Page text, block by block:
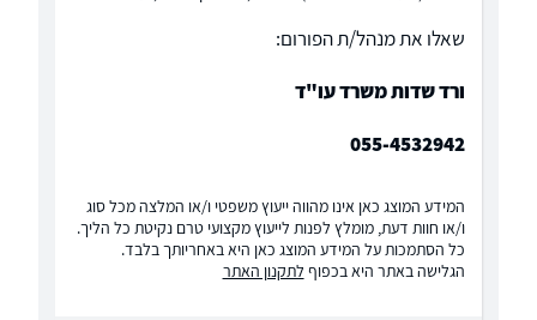
שאלו את מנהל/ת הפורום:
ורד שדות משרד עו"ד
055-4532942
המידע המוצג כאן אינו מהווה ייעוץ משפטי ו/או המלצה מכל סוג
ו/או חוות דעת, מומלץ לפנות לייעוץ מקצועי טרם נקיטת כל הליך.
כל הסתמכות על המידע המוצג כאן היא באחריותך בלבד.
הגלישה באתר היא בכפוף לתקנון האתר